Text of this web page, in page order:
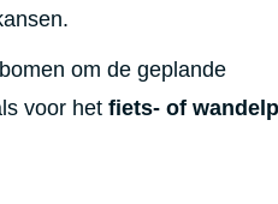
om de geplande
voor het fiets- of